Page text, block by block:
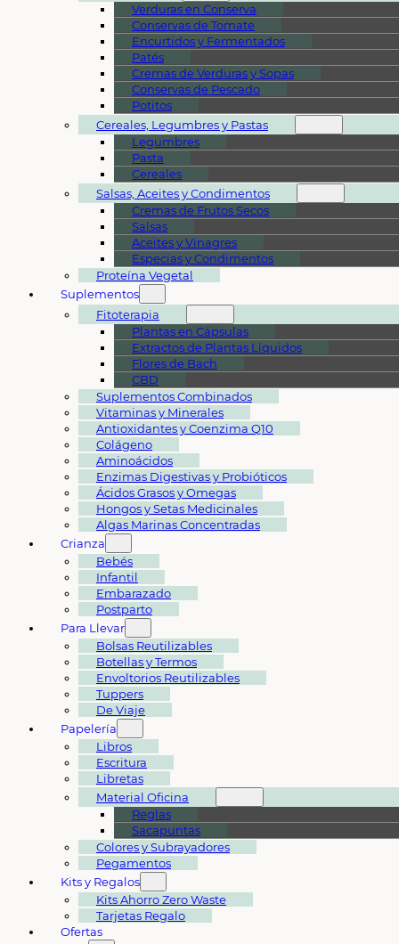
Verduras en Conserva
Conservas de Tomate
Encurtidos y Fermentados
Patés
Cremas de Verduras y Sopas
Conservas de Pescado
Potitos
Cereales, Legumbres y Pastas
Legumbres
Pasta
Cereales
Salsas, Aceites y Condimentos
Cremas de Frutos Secos
Salsas
Aceites y Vinagres
Especias y Condimentos
Proteína Vegetal
Suplementos
Fitoterapia
Plantas en Cápsulas
Extractos de Plantas Líquidos
Flores de Bach
CBD
Suplementos Combinados
Vitaminas y Minerales
Antioxidantes y Coenzima Q10
Colágeno
Aminoácidos
Enzimas Digestivas y Probióticos
Ácidos Grasos y Omegas
Hongos y Setas Medicinales
Algas Marinas Concentradas
Crianza
Bebés
Infantil
Embarazado
Postparto
Para Llevar
Bolsas Reutilizables
Botellas y Termos
Envoltorios Reutilizables
Tuppers
De Viaje
Papelería
Libros
Escritura
Libretas
Material Oficina
Reglas
Sacapuntas
Colores y Subrayadores
Pegamentos
Kits y Regalos
Kits Ahorro Zero Waste
Tarjetas Regalo
Ofertas